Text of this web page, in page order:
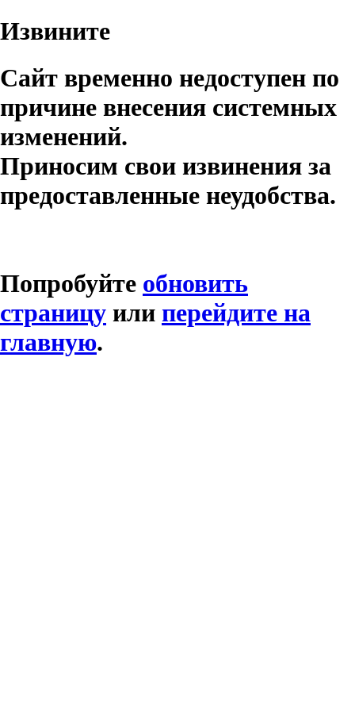
Извините
Сайт временно недоступен по
причине внесения системных
изменений.
Приносим свои извинения за
предоставленные неудобства.
Попробуйте обновить
страницу или перейдите на
главную.